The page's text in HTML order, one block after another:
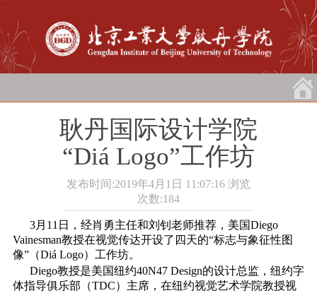
耿丹国际设计学院
“Diá Logo”工作坊
发布时间:2019年4月1日 11:07:16 浏览
次数:184
3月11日，经肖勇主任和刘钊老师推荐，美国Diego
Vainesman教授在视觉传达开设了四天的“标志与象征性图
像”（Diá Logo）工作坊。
Diego教授是美国纽约40N47 Design的设计总监，纽约字
体指导俱乐部（TDC）主席，在纽约视觉艺术学院教授视